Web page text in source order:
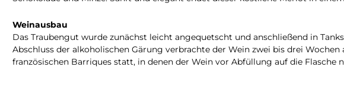
Weinausbau
Das Traubengut wurde zunächst leicht angequetscht und anschließend in
Abschluss der alkoholischen Gärung verbrachte der Wein zwei bis drei
französischen Barriques statt, in denen der Wein vor Abfüllung auf die Flasche